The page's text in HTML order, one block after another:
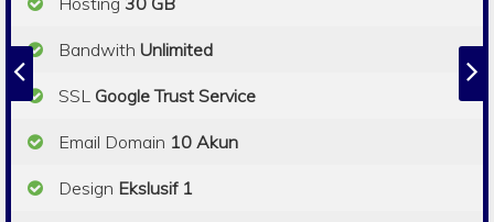
Bandwith Unlimited
SSL Google Trust Service
Email Domain 10 Akun
Design Ekslusif 1